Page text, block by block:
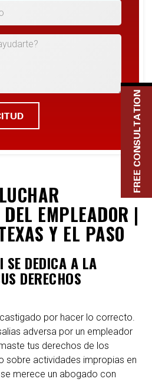
EMPLEADOR |
Y EL PASO
SE DEDICA A LA
DERECHOS
por hacer lo correcto.
adversa por un empleador
tus derechos de los
sobre actividades impropias en
merece un abogado con
FREE CONSULTATION